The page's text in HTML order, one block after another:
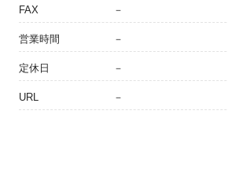
FAX －
営業時間 －
定休日 －
URL －